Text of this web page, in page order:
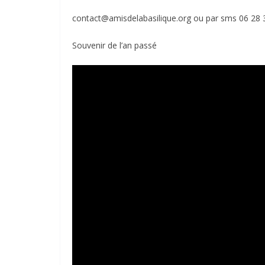
contact@amisdelabasilique.org ou par sms 06 28
Souvenir de l’an passé